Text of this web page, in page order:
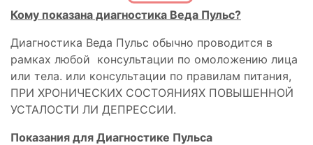
Кому показана диагностика Веда Пульс?
Диагностика Веда Пульс обычно проводится в
рамках любой консультации по омоложению лица
или тела. или консультации по правилам питания,
ПРИ ХРОНИЧЕСКИХ СОСТОЯНИЯХ ПОВЫШЕННОЙ
УСТАЛОСТИ ЛИ ДЕПРЕССИИ.
Показания для Диагностике Пульса